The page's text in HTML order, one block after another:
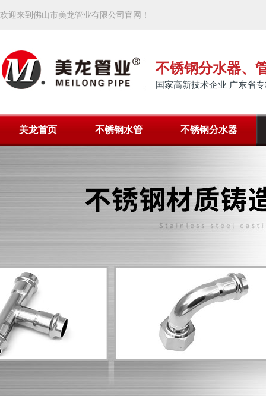
欢迎来到佛山市美龙管业有限公司官网！
不锈钢分水器、
国家高新技术企业 广东省
美龙首页 不锈钢水管 不锈钢分水器